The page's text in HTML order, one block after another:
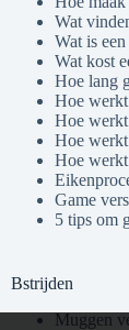
Wat
Wat is
Wat kost
Hoe lang
Hoe
Hoe
Hoe
Hoe
Game
5 tips om
Bstrijden
Muggen